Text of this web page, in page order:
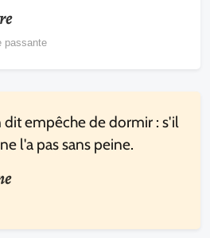
passante
dit empêche de dormir : s'il
l'a pas sans peine.